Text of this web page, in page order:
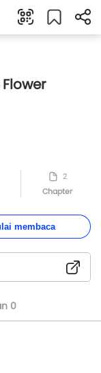
2
Chapter
membaca
0